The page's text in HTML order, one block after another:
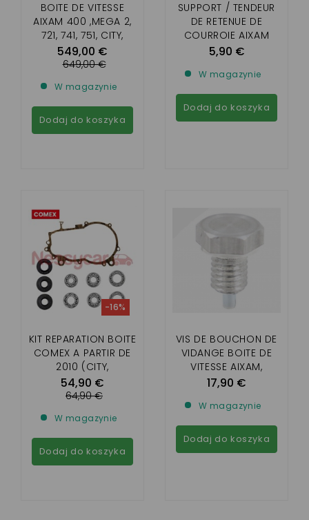
BOITE DE VITESSE
AIXAM 400 ,MEGA 2,
721, 741, 751, CITY,
ROADLINE, CROSSLINE,
SCOUTY,
549,00 €
649,00 €
W magazynie
Dodaj do koszyka
SUPPORT / TENDEUR
DE RETENUE DE
COURROIE AIXAM
(BOITE COMEX DE
5,90 €
W magazynie
Dodaj do koszyka
KIT REPARATION BOITE
COMEX A PARTIR DE
2010 (CITY,
CROSSLINE,
CROSSOVER,COUPE,
2,IMPULSION,VISION,SE
NSATION
54,90 €
-16%
64,90 €
W magazynie
Dodaj do koszyka
VIS DE BOUCHON DE
VIDANGE BOITE DE
VITESSE AIXAM,
MICROCAR, LIGIER,
MINAUTO, BELLIER,
DUÉ
17,90 €
W magazynie
Dodaj do koszyka